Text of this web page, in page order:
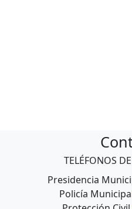
TELÉFONOS
Presidencia
Policía